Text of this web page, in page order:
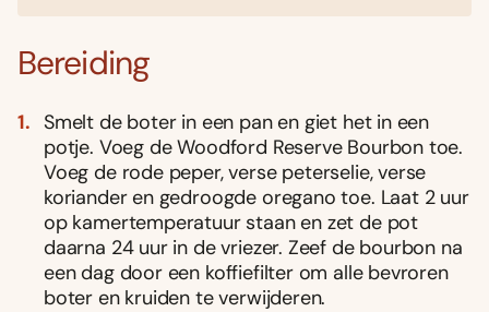
Bereiding
Smelt de boter in een pan en giet het in een
potje. Voeg de Woodford Reserve Bourbon toe.
Voeg de rode peper, verse peterselie, verse
koriander en gedroogde oregano toe. Laat 2 uur
op kamertemperatuur staan en zet de pot
daarna 24 uur in de vriezer. Zeef de bourbon na
een dag door een koffiefilter om alle bevroren
boter en kruiden te verwijderen.